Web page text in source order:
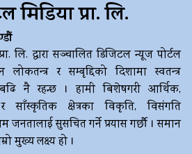
प्रा. लि.
लि. द्धारा सञ्चालित डिजिटल न्यूज पोर्टल
र सम्बृद्दिको दिशामा स्वतन्त्र
बढि नै रहन्छ । हामी बिशेषगरी आर्थिक,
साँस्कृतिक क्षेत्रका विकृति, विसंगति
सुसचित गर्ने प्रयास गर्छौ । समान
मुख्य लक्ष्य हो ।